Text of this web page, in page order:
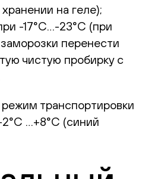
на геле);
-17°С…-23°С (при
перенести
чистую пробирку с
транспортировки
…+8°С (синий